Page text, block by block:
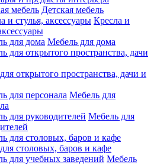
Детская мебель
Кресла и
Мебель для дома
открытого пространства, дачи и
Мебель для
Мебель для
столовых, баров и кафе
Мебель